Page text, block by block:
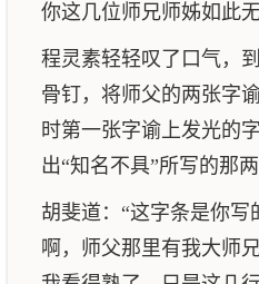
你这几位师兄师姊如此
程灵素轻轻叹了口气，
骨钉，将师父的两张字
时第一张字谕上发光的
出“知名不具”所写的那两
胡斐道：“这字条是你写
啊，师父那里有我大师